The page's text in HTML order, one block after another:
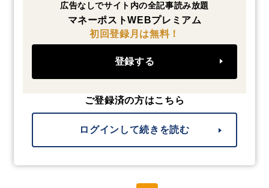
広告なしでサイト内の全記事読み放題
マネーポストWEBプレミアム
初回登録月は無料！
登録する
ご登録済の方はこちら
ログインして続きを読む